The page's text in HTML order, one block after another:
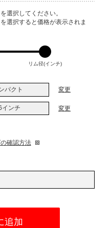
選択してください。
選択すると価格が表示されま
リム径(インチ)
パクト 変更
インチ 変更
確認方法
追加